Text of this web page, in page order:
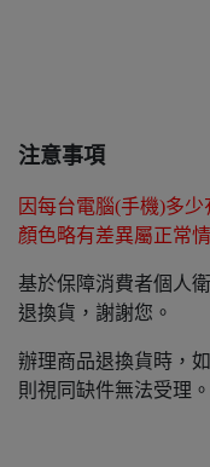
注意事項
因每台電腦(手機)多
顏色略有差異屬正常
基於保障消費者個人
退換貨，謝謝您。
辦理商品退換貨時，
則視同缺件無法受理。